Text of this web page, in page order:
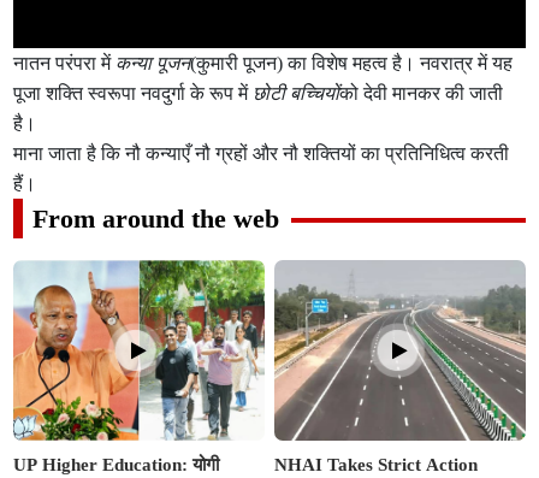
नातन परंपरा में कन्या पूजन(कुमारी पूजन) का विशेष महत्व है। नवरात्र में यह
पूजा शक्ति स्वरूपा नवदुर्गा के रूप में छोटी बच्चियोंको देवी मानकर की जाती
है।
माना जाता है कि नौ कन्याएँ नौ ग्रहों और नौ शक्तियों का प्रतिनिधित्व करती
हैं।
From around the web
UP Higher Education: योगी
NHAI Takes Strict Action